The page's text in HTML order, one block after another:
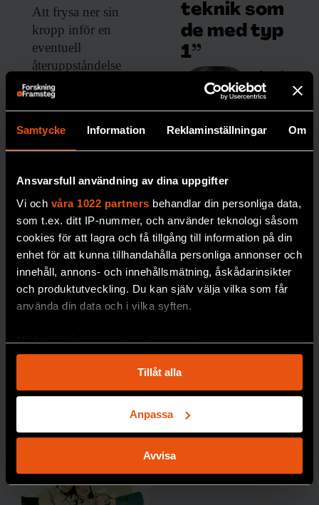
Samtycke Information Reklaminställningar Om
Ansvarsfull användning av dina uppgifter
Vi och våra 1022 partners behandlar din personliga data,
som t.ex. ditt IP-nummer, och använder teknologi såsom
cookies för att lagra och få tillgång till information på din
enhet för att kunna tillhandahålla personliga annonser och
innehåll, annons- och innehållsmätning, åskådarinsikter
och produktutveckling. Du kan själv välja vilka som får
använda din data och i vilka syften.
Med din tillåtelse skulle vi även vilja:
som kan ha en noggrannhet på upp till flera meter
Identifiera din enhet genom att aktivt skanna den
för specifika kännetecken (fingeravtryck)
Ta reda på mer om hur dina personliga uppgifter
helst från cookie-förklaringen.
Tillåt alla
Anpassa
Avvisa
Att frysa ner sin
kropp inför en
eventuell
återuppståndelse
kostar drygt två
miljoner kronor. Nu
djupfrysta människor
i norra Sverige.
PREMIUM
DÖDLIGHET
teknik som
de med typ
1”
Att de
inte
erbjuds
löpand
e
blodso
cker
blir
dyrare i
längde
n,
en
DIABETE